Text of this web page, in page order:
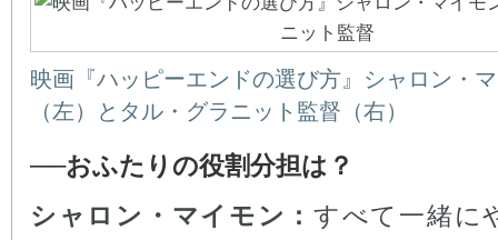
映画『ハッピーエンドの選び方』シャロン・
（左）とタル・グラニット監督（右）
──おふたりの役割分担は？
シャロン・マイモン： すべて一緒に